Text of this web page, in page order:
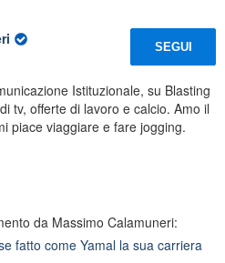
SEGUI
Istituzionale, su Blasting
tv, offerte di lavoro e calcio. Amo il
piace viaggiare e fare jogging.
da Massimo Calamuneri:
fatto come Yamal la sua carriera